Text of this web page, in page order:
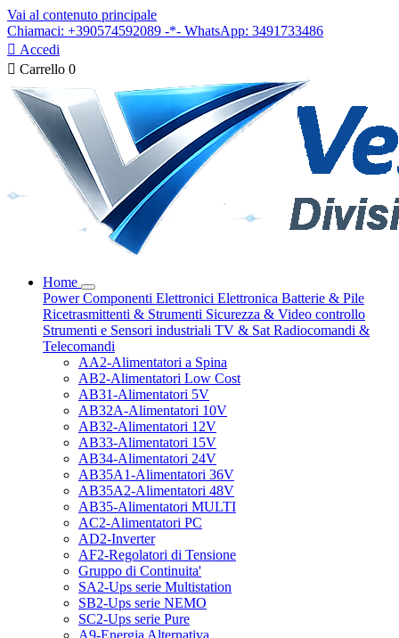
Vai al contenuto principale
Chiamaci: +390574592089 -*- WhatsApp: 3491733486
 Accedi
 Carrello 0
Home
PowerComponenti Elettronici Elettronica Batterie & Pile
Ricetrasmittenti & Strumenti Sicurezza & Video controllo
Strumenti e Sensori industriali TV & Sat Radiocomandi &
Telecomandi
AA2-Alimentatori a Spina
AB2-Alimentatori Low Cost
AB31-Alimentatori 5V
AB32A-Alimentatori 10V
AB32-Alimentatori 12V
AB33-Alimentatori 15V
AB34-Alimentatori 24V
AB35A1-Alimentatori 36V
AB35A2-Alimentatori 48V
AB35-Alimentatori MULTI
AC2-Alimentatori PC
AD2-Inverter
AF2-Regolatori di Tensione
Gruppo di Continuita'
SA2-Ups serie Multistation
SB2-Ups serie NEMO
SC2-Ups serie Pure
A9-Energia Alternativa